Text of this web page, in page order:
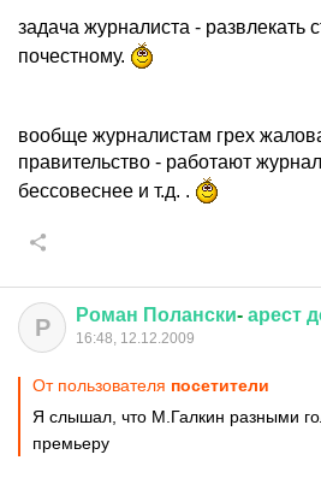
задача журналиста - развлекать
почестному.
вообще журналистам грех
правительство - работают
бессовеснее и т.д. .
Р Роман Полански- арест
16:48, 12.12.2009
От пользователя посетители
Я слышал, что М.Галкин разными
премьеру